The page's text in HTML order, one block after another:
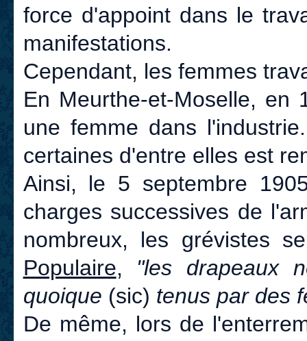
force d'appoint dans le
manifestations.
Cependant, les femmes
En Meurthe-et-Moselle, en
une femme dans
certaines d'entre elles est
Ainsi, le 5 septembre
charges successives de
nombreux, les grévistes
Populaire, "les drapeaux
quoique (sic) tenus par des
De même, lors de